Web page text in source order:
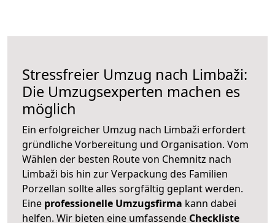
Stressfreier Umzug nach Limbaži:
Die Umzugsexperten machen es
möglich
Ein erfolgreicher Umzug nach Limbaži erfordert
gründliche Vorbereitung und Organisation. Vom
Wählen der besten Route von Chemnitz nach
Limbaži bis hin zur Verpackung des Familien
Porzellan sollte alles sorgfältig geplant werden.
Eine professionelle Umzugsfirma kann dabei
helfen. Wir bieten eine umfassende Checkliste